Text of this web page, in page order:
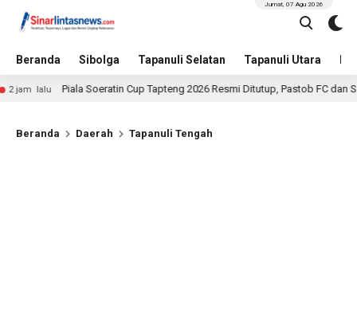
Beranda Sibolga Tapanuli Selatan Tapanuli Utara
Jumat, 07 Agu 2026
Piala Soeratin Cup Tapteng 2026 Resmi Ditutup, Pastob FC dan Sahata
Beranda Daerah Tapanuli Tengah